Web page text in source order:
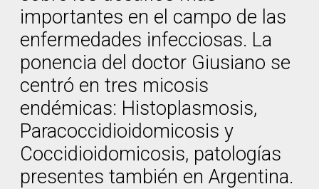
importantes en el campo de las
enfermedades infecciosas. La
ponencia del doctor Giusiano se
centró en tres micosis
endémicas: Histoplasmosis,
Paracoccidioidomicosis y
Coccidioidomicosis, patologías
presentes también en Argentina.